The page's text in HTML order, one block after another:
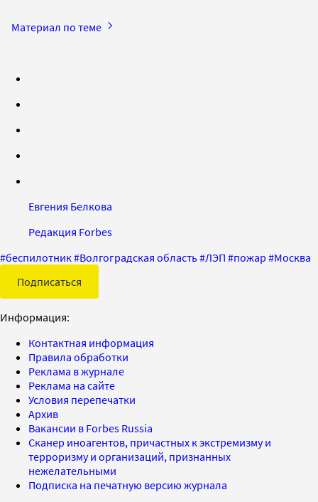
Материал по теме
Евгения Белкова
Редакция Forbes
#беспилотник#Волгоградская область#ЛЭП #пожар #Москва
Подписаться
Информация:
Контактная информация
Правила обработки
Реклама в журнале
Реклама на сайте
Условия перепечатки
Архив
Вакансии в Forbes Russia
Сканер иноагентов, причастных к экстремизму и
терроризму и организаций, признанных
нежелательными
Подписка на печатную версию журнала